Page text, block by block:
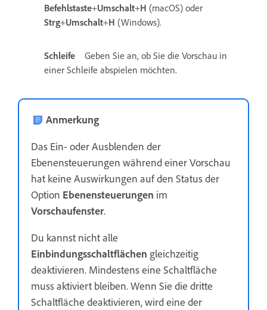
Befehlstaste+Umschalt+H (macOS) oder
Strg+Umschalt+H (Windows).
Schleife
Geben Sie an, ob Sie die Vorschau in
einer Schleife abspielen möchten.
Anmerkung
Das Ein- oder Ausblenden der
Ebenensteuerungen während einer Vorschau
hat keine Auswirkungen auf den Status der
Option Ebenensteuerungen im
Vorschaufenster.
Du kannst nicht alle
Einbindungsschaltflächen gleichzeitig
deaktivieren. Mindestens eine Schaltfläche
muss aktiviert bleiben. Wenn Sie die dritte
Schaltfläche deaktivieren, wird eine der